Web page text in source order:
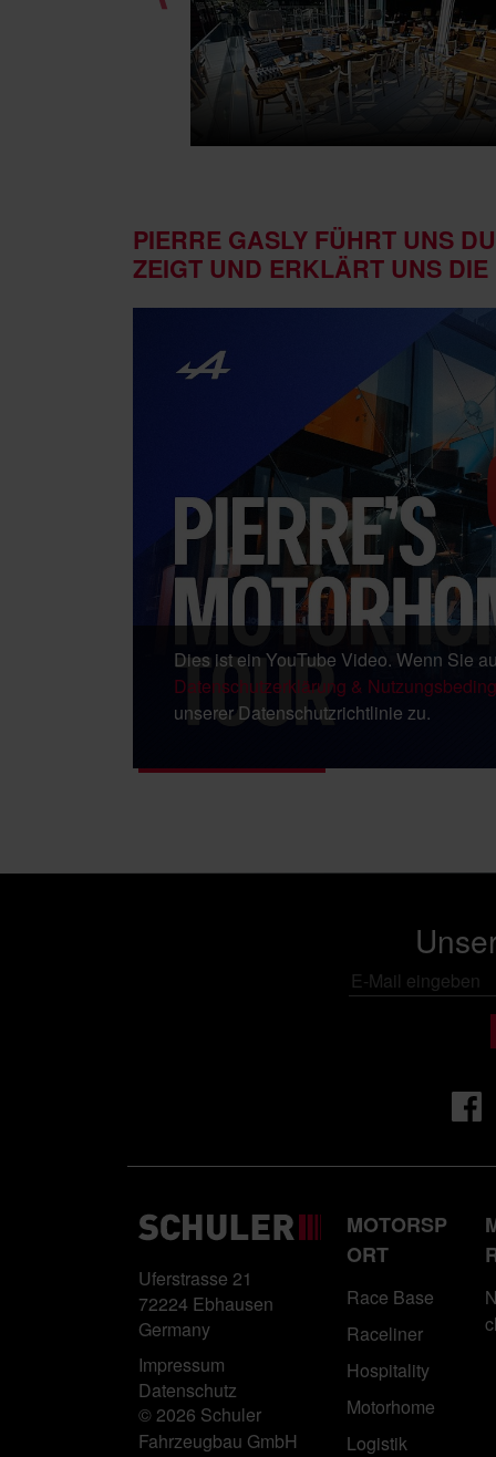
PIERRE GASLY FÜHRT UNS
ZEIGT UND ERKLÄRT UNS
Dies ist ein YouTube Video. Wenn Sie
Datenschutzerklärung &
unserer Datenschutzrichtlinie zu.
Uferstrasse 21
72224 Ebhausen
Germany
Impressum
Datenschutz
© 2026 Schuler
Fahrzeugbau GmbH
MOTORSP
ORT
Race Base
Raceliner
Hospitality
Motorhome
Logistik